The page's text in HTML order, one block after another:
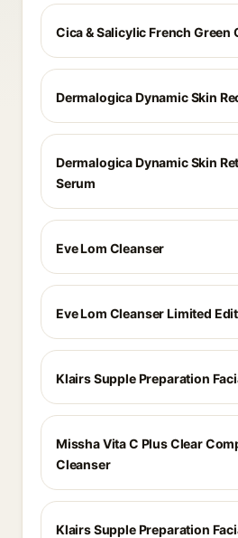
Cica & Salicylic French Green
Dermalogica Dynamic Skin
Dermalogica Dynamic Skin
Serum
Eve Lom Cleanser
Eve Lom Cleanser Limited
Klairs Supple Preparation
Missha Vita C Plus Clear
Cleanser
Klairs Supple Preparation